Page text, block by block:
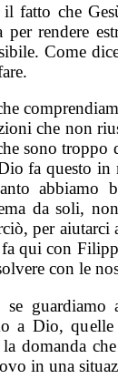
fatto che
per rendere
Come
che non
sono
fa questo in
abbiamo
da soli,
per
fa qui con
con le
guardiamo
a Dio,
domanda
in una